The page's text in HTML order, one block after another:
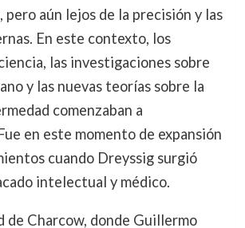
pero aún lejos de la precisión y las
En este contexto, los
las investigaciones sobre
y las nuevas teorías sobre la
comenzaban a
en este momento de expansión
cuando Dreyssig surgió
intelectual y médico.
de Charcow, donde Guillermo